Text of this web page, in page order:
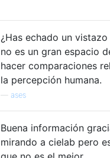
¿Has echado un vistazo
no es un gran espacio
hacer comparaciones
la percepción humana.
ases
Buena información
mirando a cielab pero